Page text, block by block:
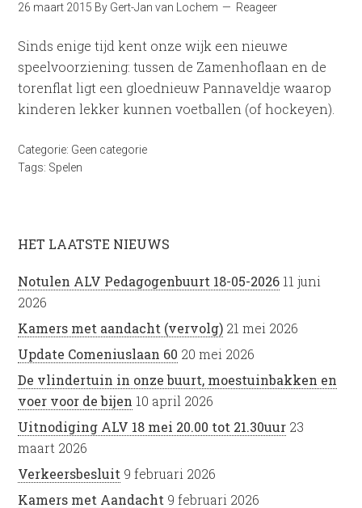
26 maart 2015 By Gert-Jan van Lochem Reageer
Sinds enige tijd kent onze wijk een nieuwe
speelvoorziening: tussen de Zamenhoflaan en de
torenflat ligt een gloednieuw Pannaveldje waarop
kinderen lekker kunnen voetballen (of hockeyen).
Categorie: Geen categorie
Tags: Spelen
HET LAATSTE NIEUWS
Notulen ALV Pedagogenbuurt 18-05-2026 11 juni
2026
Kamers met aandacht (vervolg) 21 mei 2026
Update Comeniuslaan 60 20 mei 2026
De vlindertuin in onze buurt, moestuinbakken en
voer voor de bijen 10 april 2026
Uitnodiging ALV 18 mei 20.00 tot 21.30uur 23
maart 2026
Verkeersbesluit 9 februari 2026
Kamers met Aandacht 9 februari 2026